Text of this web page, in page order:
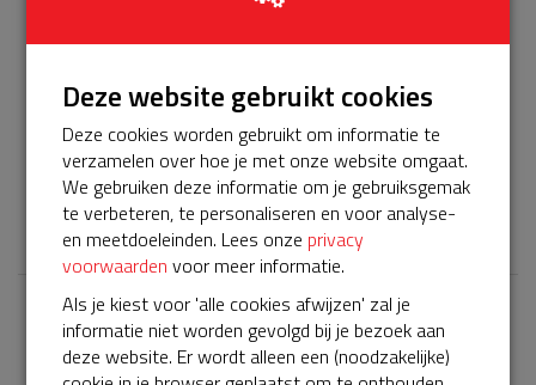
Het servicepakket van onze BuurtAED verloopt bijna en
moet worden verlengd, zodat onze AED gebruiksklaar
blijft. Help je mee? Doneer voor ons servicepakket!
𝕏
Laatste donaties
Bekijk alle
Deze website gebruikt cookies
Deze cookies worden gebruikt om informatie te
verzamelen over hoe je met onze website omgaat.
We gebruiken deze informatie om je gebruiksgemak
te verbeteren, te personaliseren en voor analyse-
en meetdoeleinden. Lees onze privacy
voorwaarden voor meer informatie.
Als je kiest voor 'alle cookies afwijzen' zal je
informatie niet worden gevolgd bij je bezoek aan
deze website. Er wordt alleen een (noodzakelijke)